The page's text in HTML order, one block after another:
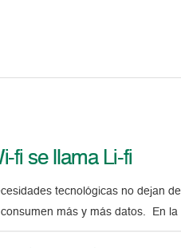
fi se llama Li-fi
tecnológicas no dejan
más y más datos. En